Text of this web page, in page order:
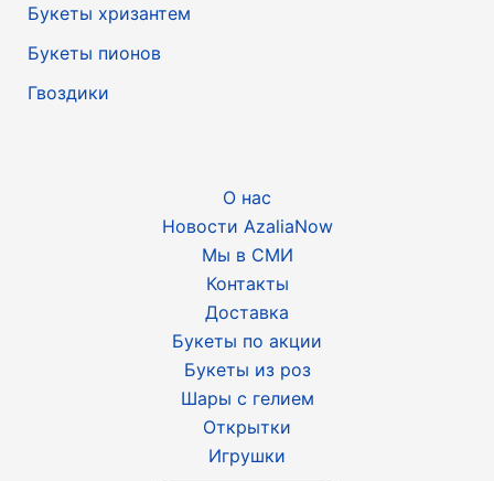
Букеты хризантем
Букеты пионов
Гвоздики
О нас
Новости AzaliaNow
Мы в СМИ
Контакты
Доставка
Букеты по акции
Букеты из роз
Шары с гелием
Открытки
Игрушки